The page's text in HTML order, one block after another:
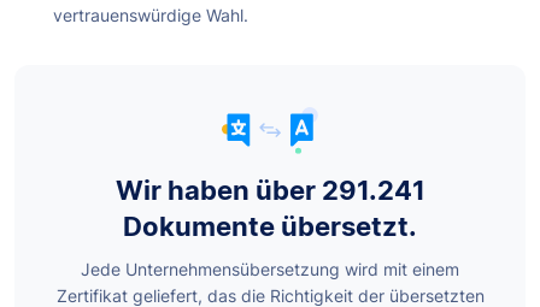
vertrauenswürdige Wahl.
Wir haben über 291.241
Dokumente übersetzt.
Jede Unternehmensübersetzung wird mit einem
Zertifikat geliefert, das die Richtigkeit der übersetzten